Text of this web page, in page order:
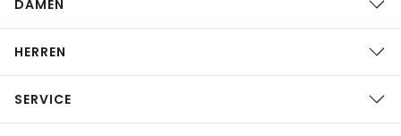
DAMEN
HERREN
SERVICE